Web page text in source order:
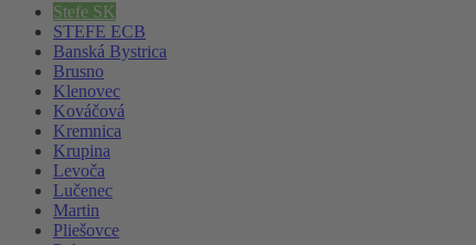
Stefe SK
STEFE ECB
Banská Bystrica
Brusno
Klenovec
Kováčová
Kremnica
Krupina
Levoča
Lučenec
Martin
Pliešovce